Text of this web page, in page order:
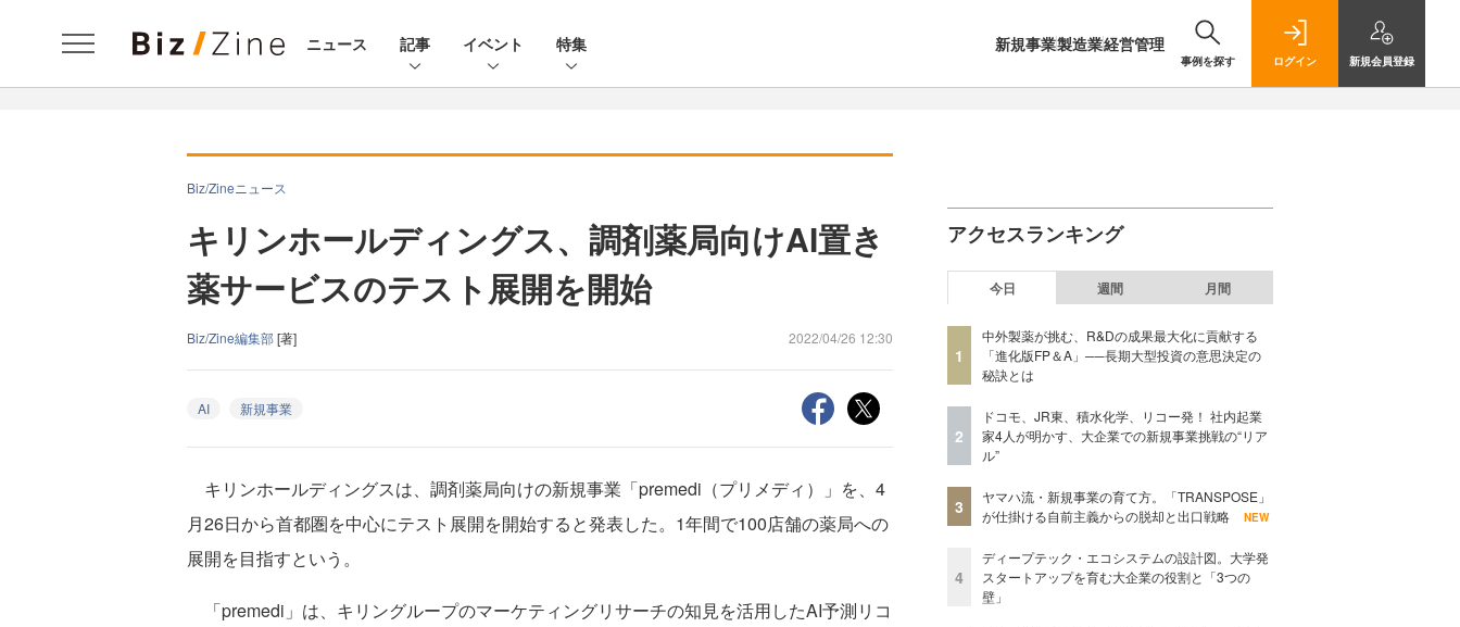
ニュース 記事 イベント 特集 新規事業製造業経営管理
事例を探す ログイン 新規会員登録
Biz/Zineニュース
キリンホールディングス、調剤薬局向けAI置き
薬サービスのテスト展開を開始
Biz/Zine編集部[著] 2022/04/26 12:30
AI 新規事業
キリンホールディングスは、調剤薬局向けの新規事業「premedi（プリメディ）」を、4
月26日から首都圏を中心にテスト展開を開始すると発表した。1年間で100店舗の薬局への
展開を目指すという。
「premedi」は、キリングループのマーケティングリサーチの知見を活用したAI予測リコ
アクセスランキング
今日 週間 月間
1
中外製薬が挑む、R&Dの成果最大化に貢献する
「進化版FP＆A」──長期大型投資の意思決定の
秘訣とは
2
ドコモ、JR東、積水化学、リコー発！ 社内起業
家4人が明かす、大企業での新規事業挑戦の“リア
ル”
3
ヤマハ流・新規事業の育て方。「TRANSPOSE」
が仕掛ける自前主義からの脱却と出口戦略
NEW
4
ディープテック・エコシステムの設計図。大学発
スタートアップを育む大企業の役割と「3つの
壁」